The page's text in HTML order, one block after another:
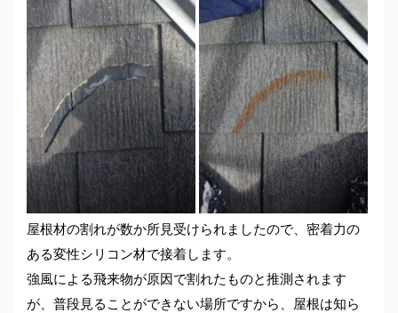
屋根材の割れが数か所見受けられましたので、密着力の
ある変性シリコン材で接着します。
強風による飛来物が原因で割れたものと推測されます
が、普段見ることができない場所ですから、屋根は知ら